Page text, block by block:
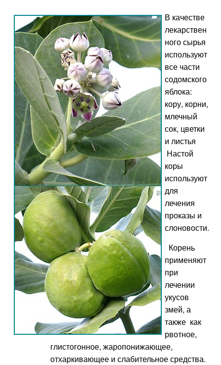
В качестве
лекарствен
ного сырья
используют
все части
содомского
яблока:
кору, корни,
млечный
сок, цветки
и листья
Настой
коры
используют
для
лечения
проказы и
слоновости.
Корень
применяют
при
лечении
укусов
змей, а
также как
рвотное,
глистогонное, жаропонижающее,
отхаркивающее и слабительное средства.